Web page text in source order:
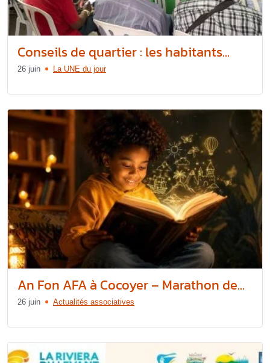
Conseils de quartier : les habitants...
26 juin La UNE du jour
An Fon AFA à Cocoyer – Marathon de...
26 juin Actualités associatives